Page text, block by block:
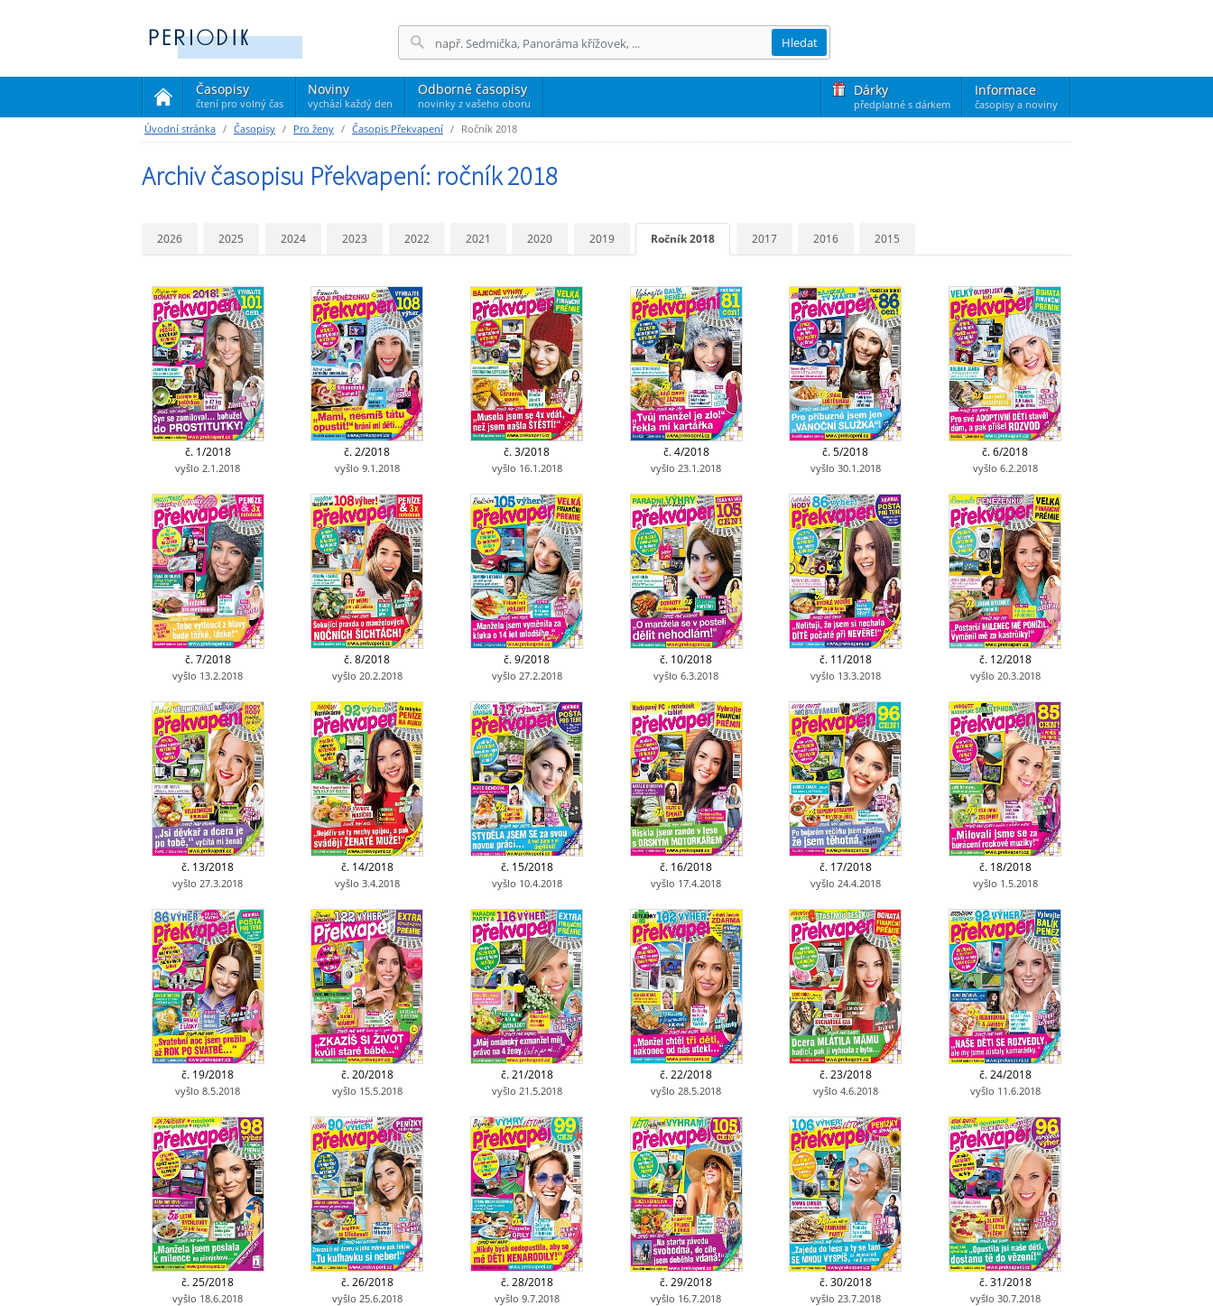
Časopisy
čtení pro volný čas
(current)
Noviny
vychází každý den
Odborné časopisy
novinky z vašeho oboru
Dárky
předplatné s dárkem
Informace
časopisy a noviny
Hledat
Úvodní stránka Časopisy Pro ženy Časopis Překvapení Ročník 2018
Archiv časopisu Překvapení: ročník 2018
2026 2025 2024 2023 2022 2021 2020 2019 Ročník 2018 2017 2016 2015
č. 1/2018
vyšlo 2.1.2018
č. 2/2018
vyšlo 9.1.2018
č. 3/2018
vyšlo 16.1.2018
č. 4/2018
vyšlo 23.1.2018
č. 5/2018
vyšlo 30.1.2018
č. 6/2018
vyšlo 6.2.2018
č. 7/2018
vyšlo 13.2.2018
č. 8/2018
vyšlo 20.2.2018
č. 9/2018
vyšlo 27.2.2018
č. 10/2018
vyšlo 6.3.2018
č. 11/2018
vyšlo 13.3.2018
č. 12/2018
vyšlo 20.3.2018
č. 13/2018
vyšlo 27.3.2018
č. 14/2018
vyšlo 3.4.2018
č. 15/2018
vyšlo 10.4.2018
č. 16/2018
vyšlo 17.4.2018
č. 17/2018
vyšlo 24.4.2018
č. 18/2018
vyšlo 1.5.2018
č. 19/2018
vyšlo 8.5.2018
č. 20/2018
vyšlo 15.5.2018
č. 21/2018
vyšlo 21.5.2018
č. 22/2018
vyšlo 28.5.2018
č. 23/2018
vyšlo 4.6.2018
č. 24/2018
vyšlo 11.6.2018
č. 25/2018
vyšlo 18.6.2018
č. 26/2018
vyšlo 25.6.2018
č. 28/2018
vyšlo 9.7.2018
č. 29/2018
vyšlo 16.7.2018
č. 30/2018
vyšlo 23.7.2018
č. 31/2018
vyšlo 30.7.2018